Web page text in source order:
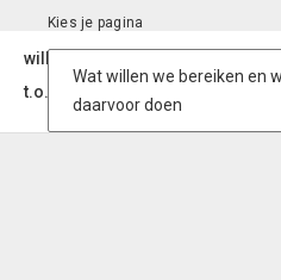
We willen in 2050 een CO2
willen in 2030 een CO2-reductie
t.o.v. 2017.